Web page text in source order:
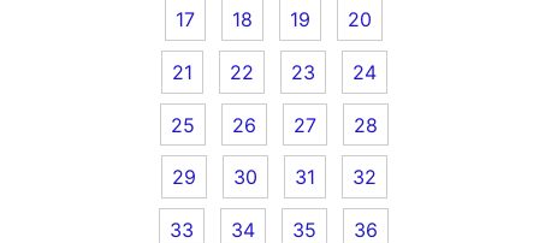
17 18 19 20
21 22 23 24
25 26 27 28
29 30 31 32
33 34 35 36